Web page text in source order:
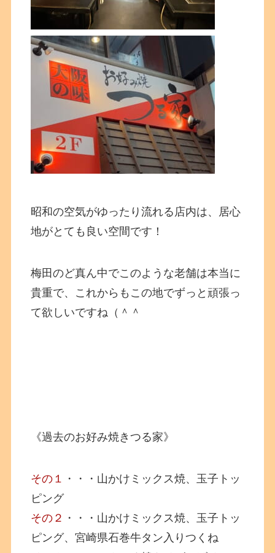
昭和の空気がゆったり流れる店内は、居心
地がとても良い空間です！
梅田のど真ん中でこのような老舗は本当に
貴重で、これからもこの地でずっと頑張っ
て欲しいですね（＾＾
《過去のお好み焼きつる家》
その１ ・・・山かけミックス焼、玉子トッ
ピング
その２ ・・・山かけミックス焼、玉子トッ
ピング、宮崎県石巻牛タン入りつくね